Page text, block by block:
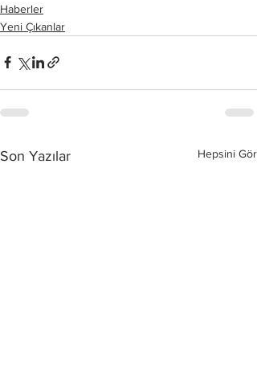
Haberler
Yeni Çıkanlar
Son Yazılar Hepsini Gör